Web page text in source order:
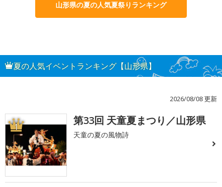
山形県の夏の人気夏祭りランキング
夏の人気イベントランキング【山形県】
2026/08/08 更新
1 第33回 天童夏まつり／山形県
天童の夏の風物詩